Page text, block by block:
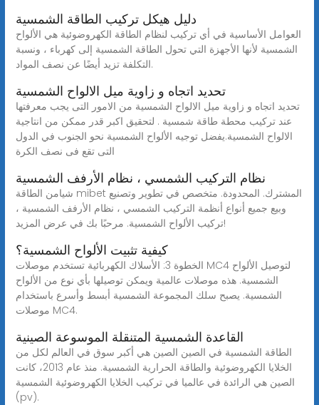
دليل هيكل تركيب الطاقة الشمسية
العوامل الأساسية في أي تركيب لنظام الطاقة الكهروضوئية هي الألواح
الشمسية لأنها الأجهزة التي تحول الطاقة الشمسية إلى كهرباء ، ونسبة
التكلفة تزيد أيضًا عن نصف المواد.
تحديد اتجاه و زاوية ميل الالواح الشمسية
تحديد اتجاه و زاوية ميل الالواح الشمسية من الامور التى يجب معرفتها
عند تركيب محطة طاقة شمسية . لتحقيق اكبر قدر ممكن من انتاجية
الالواح الشمسية.يفضل توجيه الألواح الشمسية نحو الجنوب في الدول
التى تقع فى نصف الكرة
نظام التركيب الشمسي ، نظام الأرفف الشمسية
شيامن الطاقة mibet المشترك. المحدودة. متخصص في تطوير وتصنيع
وبيع جميع أنواع أنظمة التركيب الشمسي ، نظام الأرفف الشمسية ،
تركيب الألواح الشمسية. مرحبًا بك في عرض المزيد!
كيفية تثبيت الألواح الشمسية؟
الخطوة 3: الأسلاك الكهربائية تستخدم موصلات MC4 لتوصيل الألواح
الشمسية. هذه موصلات عالمية ويمكن توصيلها بأي نوع من الألواح
الشمسية. يصبح سلك المجموعة الشمسية أبسط وأسرع باستخدام
موصلات MC4.
القاعدة الشمسية المتنقلة الموسوعة الصينية
الطاقة الشمسية في الصين الصين هي أكبر سوق في العالم لكل من
الخلايا الكهروضوئية والطاقة الحرارية الشمسية. منذ عام 2013، كانت
الصين هي الرائدة في عالميا في تركيب الخلايا الكهروضوئية الشمسية
(pv).